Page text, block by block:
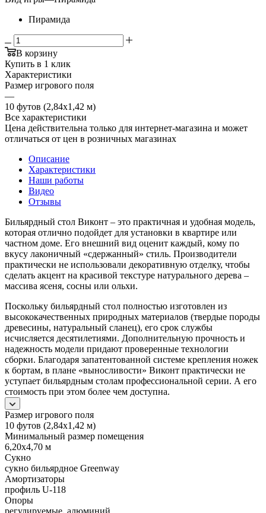
Пирамида
В корзину
Купить в 1 клик
Характеристики
Размер игрового поля
—
10 футов (2,84х1,42 м)
Все характеристики
Цена действительна только для интернет-магазина и может
отличаться от цен в розничных магазинах
Описание
Характеристики
Наши работы
Видео
Отзывы
Бильярдный стол Виконт – это практичная и удобная модель,
которая отлично подойдет для установки в квартире или
частном доме. Его внешний вид оценит каждый, кому по
вкусу лаконичный «сдержанный» стиль. Производители
практически не использовали декоративную отделку, чтобы
сделать акцент на красивой текстуре натурального дерева –
массива ясеня, сосны или ольхи.
Поскольку бильярдный стол полностью изготовлен из
высококачественных природных материалов (твердые породы
древесины, натуральный сланец), его срок службы
исчисляется десятилетиями. Дополнительную прочность и
надежность модели придают проверенные технологии
сборки. Благодаря запатентованной системе крепления ножек
к бортам, в плане «выносливости» Виконт практически не
уступает бильярдным столам профессиональной серии. А его
стоимость при этом более чем доступна.
Размер игрового поля
10 футов (2,84х1,42 м)
Минимальный размер помещения
6,20х4,70 м
Сукно
сукно бильярдное Greenway
Амортизаторы
профиль U-118
Опоры
регулируемые, алюминий